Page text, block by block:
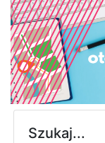
Szukaj...